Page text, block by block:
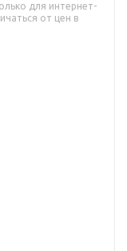
для интернет-
от цен в